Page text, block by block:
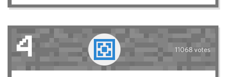
4 11068 votes